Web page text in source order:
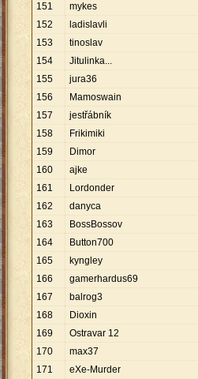
151
mykes
152
ladislavli
153
tinoslav
154
Jitulinka...
155
jura36
156
Mamoswain
157
jestřábník
158
Frikimiki
159
Dimor
160
ajke
161
Lordonder
162
danyca
163
BossBossov
164
Button700
165
kyngley
166
gamerhardus69
167
balrog3
168
Dioxin
169
Ostravar 12
170
max37
171
eXe-Murder